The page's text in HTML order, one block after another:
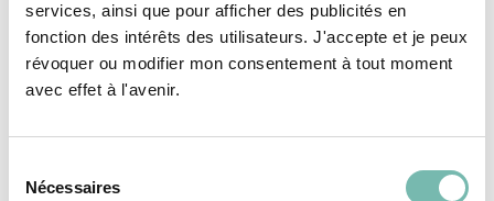
services, ainsi que pour afficher des publicités en
fonction des intérêts des utilisateurs. J'accepte et je peux
révoquer ou modifier mon consentement à tout moment
avec effet à l'avenir.
Nécessaires
REVÊTEMENTS DE
REVÊTEMENTS DE